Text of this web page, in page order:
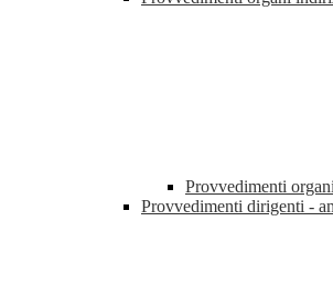
Provvedimenti
Provvedimenti dirigenti -